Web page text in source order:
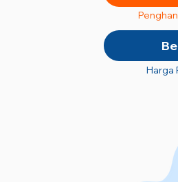
Harga